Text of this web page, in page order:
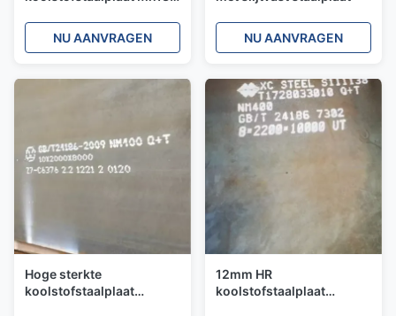
voor de bouw
NU AANVRAGEN NU AANVRAGEN
Hoge sterkte
koolstofstaalplaat
12mm HR
koolstofstaalplaat